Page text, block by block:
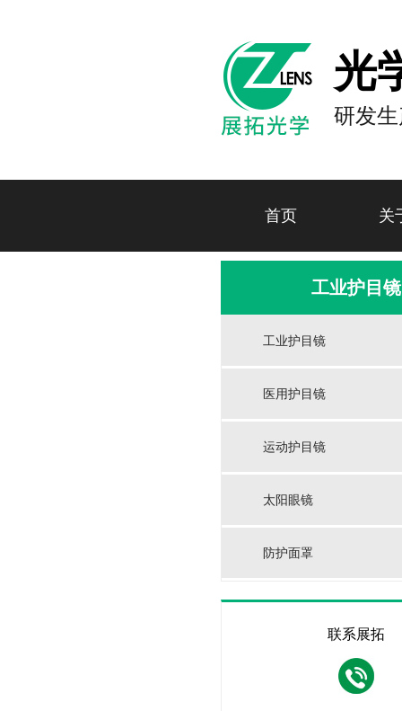
光
研发
首页 关
工业护目镜
工业护目镜
医用护目镜
运动护目镜
太阳眼镜
防护面罩
联系展拓